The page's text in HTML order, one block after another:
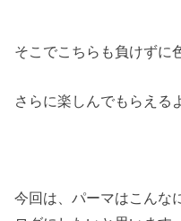
そこでこちらも負けずに
さらに楽しんでもらえる
今回は、パーマはこんな